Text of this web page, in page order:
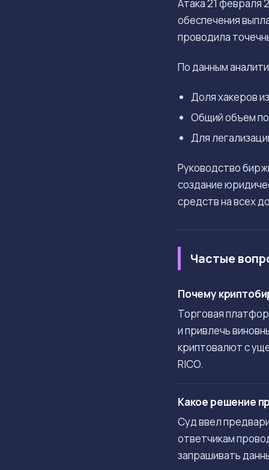
Атака 21 февраля
обеспечения
проводила
По данным
Доля хакеров
Общий объем
Для
Руководство
создание
средств на всех
Частые
Почему
Торговая
и привлечь
криптовалют с
RICO.
Какое решение
Суд ввел
ответчикам
запрашивать